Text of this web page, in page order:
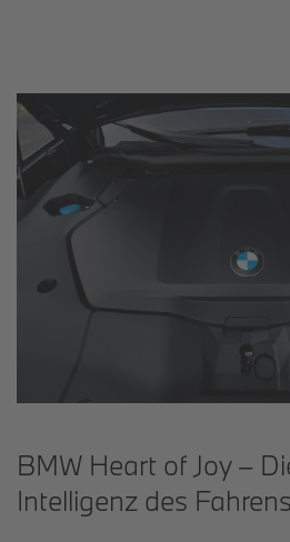
BMW Heart of Joy –
Intelligenz des Fahrens